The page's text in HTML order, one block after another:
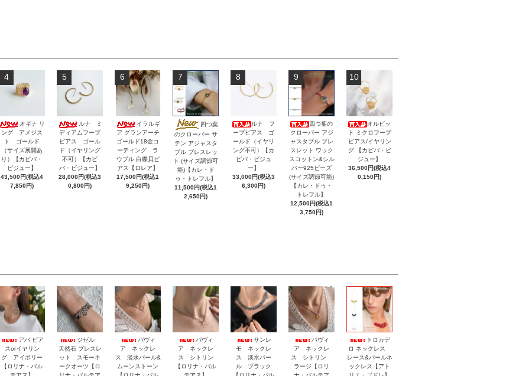
4
オギナ リ
ング アメジス
ト ゴールド
（サイズ展開あ
り）【カピバ・
ビジュー】
43,500円(税込4
7,850円)
5
ルナ ミ
ディアムフープ
ピアス ゴール
ド（イヤリング
不可）【カピ
バ・ビジュー】
28,000円(税込3
0,800円)
6
イラルギ
ア グランアーチ
ゴールド18金コ
ーティング ラ
ウブル 白蝶貝ピ
アス【ロレア】
17,500円(税込1
9,250円)
7
四つ葉
のクローバー サ
テン アジャスタ
ブル ブレスレッ
ト (サイズ調節可
能)【カレ・ド
ゥ・トレフル】
11,500円(税込1
2,650円)
8
ルナ フ
ープピアス ゴ
ールド（イヤリ
ング不可）【カ
ピバ・ビジュ
ー】
33,000円(税込3
6,300円)
9
四つ葉の
クローバー アジ
ャスタブル ブレ
スレット ワック
スコットン&シル
バー925ビーズ
(サイズ調節可能)
【カレ・ドゥ・
トレフル】
12,500円(税込1
3,750円)
10
オルビッ
ト ミクロフープ
ピアス/イヤリン
グ 【カピバ・ビ
ジュー】
36,500円(税込4
0,150円)
アバ ピア
スorイヤリン
グ アイボリー
【ロリナ・バル
ジゼル
天然石 ブレスレ
ット スモーキ
ークオーツ【ロ
パヴィ
ア ネックレ
ス 淡水パール&
ムーンストーン
パヴィ
ア ネックレ
ス シトリン
【ロリナ・バル
サンレ
モ ネックレ
ス 淡水パー
ル ブラック
パヴィ
ア ネックレ
ス シトリン
ラージ【ロリ
トロカデ
ロ ネックレス
レース&パールネ
ックレス【アト